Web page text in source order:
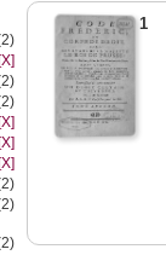
[X]
[X]
[X]
[X]
1